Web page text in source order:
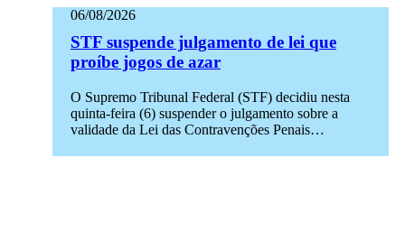
06/08/2026
STF suspende julgamento de lei que
proíbe jogos de azar
O Supremo Tribunal Federal (STF) decidiu nesta
quinta-feira (6) suspender o julgamento sobre a
validade da Lei das Contravenções Penais…